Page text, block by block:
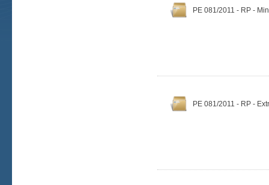
PE 081/2011 - RP -
PE 081/2011 - RP -